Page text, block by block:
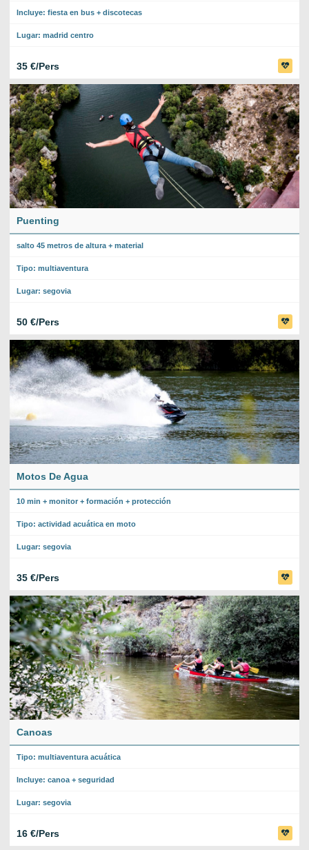
Incluye: fiesta en bus + discotecas
Lugar: madrid centro
35 €/Pers
Puenting
salto 45 metros de altura + material
Tipo: multiaventura
Lugar: segovia
50 €/Pers
Motos De Agua
10 min + monitor + formación + protección
Tipo: actividad acuática en moto
Lugar: segovia
35 €/Pers
Canoas
Tipo: multiaventura acuática
Incluye: canoa + seguridad
Lugar: segovia
16 €/Pers